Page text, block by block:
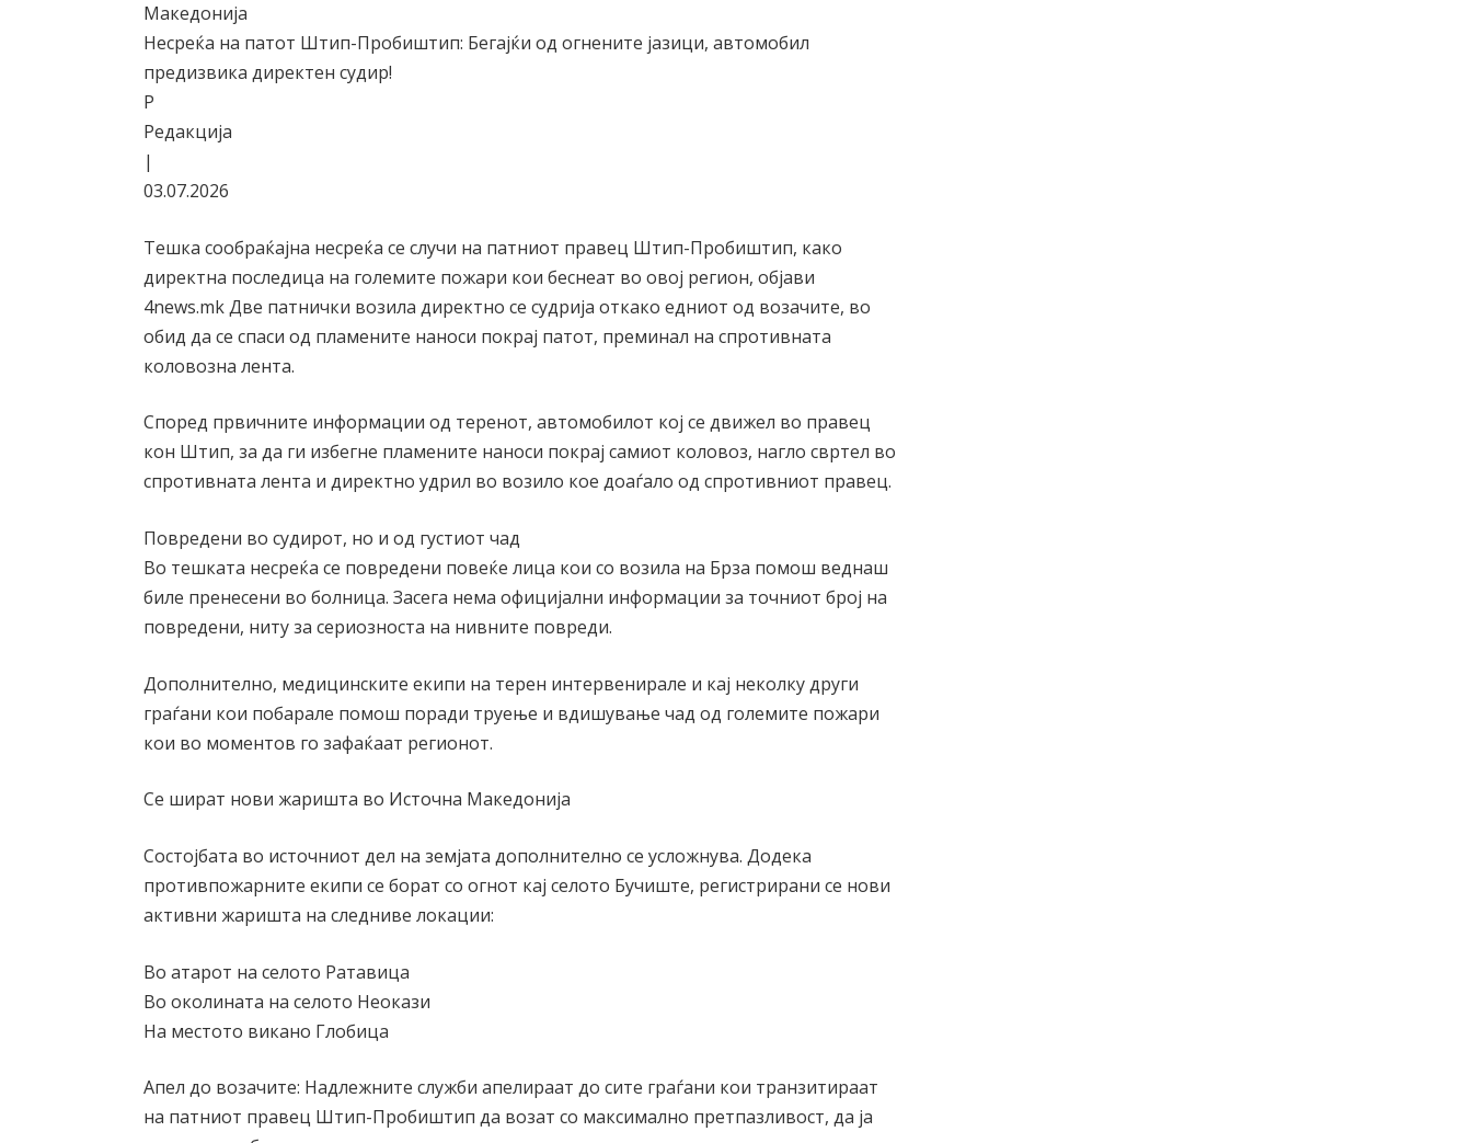
Македонија
Несреќа на патот Штип-Пробиштип: Бегајќи од огнените јазици, автомобил
предизвика директен судир!
Р
Редакција
|
03.07.2026
Тешка сообраќајна несреќа се случи на патниот правец Штип-Пробиштип, како
директна последица на големите пожари кои беснеат во овој регион, објави
4news.mk Две патнички возила директно се судрија откако едниот од возачите, во
обид да се спаси од пламените наноси покрај патот, преминал на спротивната
коловозна лента.
Според првичните информации од теренот, автомобилот кој се движел во правец
кон Штип, за да ги избегне пламените наноси покрај самиот коловоз, нагло свртел во
спротивната лента и директно удрил во возило кое доаѓало од спротивниот правец.
Повредени во судирот, но и од густиот чад
Во тешката несреќа се повредени повеќе лица кои со возила на Брза помош веднаш
биле пренесени во болница. Засега нема официјални информации за точниот број на
повредени, ниту за сериозноста на нивните повреди.
Дополнително, медицинските екипи на терен интервенирале и кај неколку други
граѓани кои побарале помош поради труење и вдишување чад од големите пожари
кои во моментов го зафаќаат регионот.
Се шират нови жаришта во Источна Македонија
Состојбата во источниот дел на земјата дополнително се усложнува. Додека
противпожарните екипи се борат со огнот кај селото Бучиште, регистрирани се нови
активни жаришта на следниве локации:
Во атарот на селото Ратавица
Во околината на селото Неокази
На местото викано Глобица
Апел до возачите: Надлежните служби апелираат до сите граѓани кои транзитираат
на патниот правец Штип-Пробиштип да возат со максимално претпазливост, да ја